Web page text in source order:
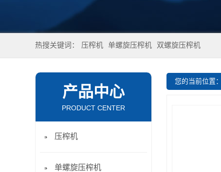
热搜关键词： 压榨机 单螺旋压榨机 双螺旋压榨机
您的当前位置：
产品中心
PRODUCT CENTER
压榨机
单螺旋压榨机